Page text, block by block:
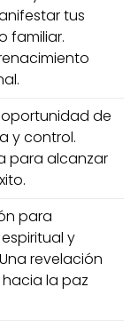
tus
familiar.
de
y control.
para alcanzar
para
y
revelación
la paz